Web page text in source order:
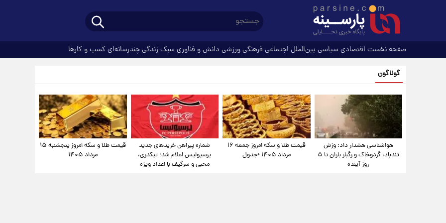
صفحه نخست اقتصادی سیاسی بین‌الملل اجتماعی فرهنگیورزشی دانش و فناوری سبک زندگیچندرسانه‌ای کسب و کارها
گوناگون
هواشناسی هشدار داد: وزش
تندباد، گردوخاک و رگبار باران تا ۵
روز آینده
قیمت طلا و سکه امروز جمعه ۱۶
مرداد ۱۴۰۵ +جدول
شماره پیراهن خریدهای جدید
پرسپولیس اعلام شد؛ تیکدری،
محبی و سرگیف با اعداد ویژه
قیمت طلا و سکه امروز پنجشنبه ۱۵
مرداد ۱۴۰۵